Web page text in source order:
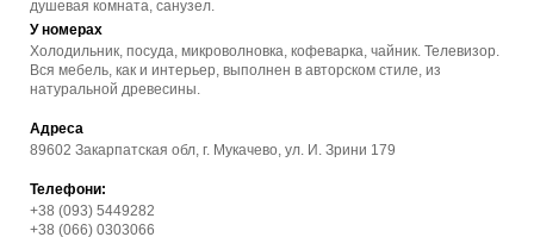
душевая комната, санузел.
У номерах
Холодильник, посуда, микроволновка, кофеварка, чайник. Телевизор.
Вся мебель, как и интерьер, выполнен в авторском стиле, из
натуральной древесины.
Адреса
89602 Закарпатская обл, г. Мукачево, ул. И. Зрини 179
Телефони:
+38 (093) 5449282
+38 (066) 0303066